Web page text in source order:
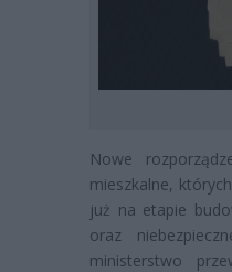
Nowe
mieszkalne,
już na etapie
oraz
ministerstwo